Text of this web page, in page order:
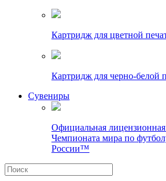
Картридж для цветной
Картридж для черно-белой
Сувениры
Официальная
Чемпионата мира по
России™